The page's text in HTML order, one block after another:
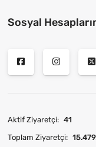
Sosyal
Aktif Ziyaretçi: 41
Toplam Ziyaretçi: